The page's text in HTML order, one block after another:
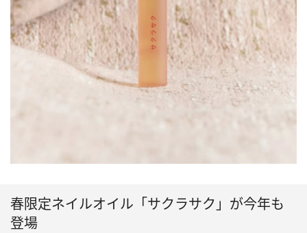
春限定ネイルオイル「サクラサク」が今年も
登場